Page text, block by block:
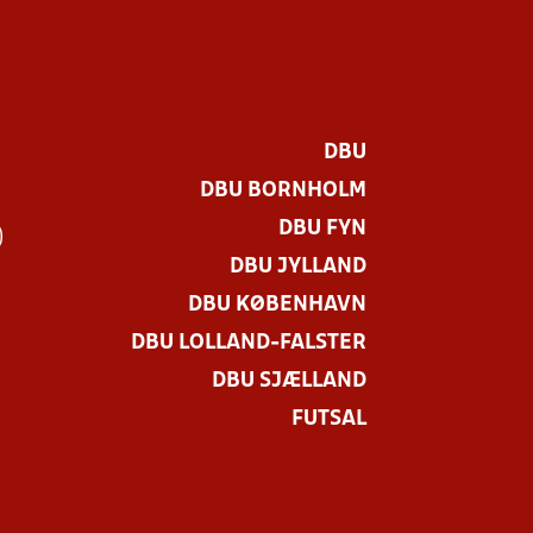
DBU
DBU BORNHOLM
DBU FYN
DBU JYLLAND
DBU KØBENHAVN
DBU LOLLAND-FALSTER
DBU SJÆLLAND
FUTSAL